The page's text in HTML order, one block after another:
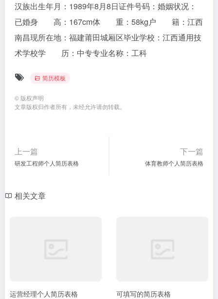
汉族出生年月：1989年8月8日证件号码：婚姻状况：
已婚身 高：167cm体 重：58kg户 籍：江西
南昌现所在地：福建莆田城厢区毕业学校：江西通用技
术学校学 历：中专专业名称：工科
简历模板
© 版权声明
文章版权归作者所有，未经允许请勿转载。
上一篇
研发工程师个人简历表格
下一篇
体育教师个人简历表格
相关文章
运营经理个人简历表格 可填写的简历表格